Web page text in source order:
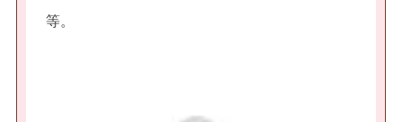
等。